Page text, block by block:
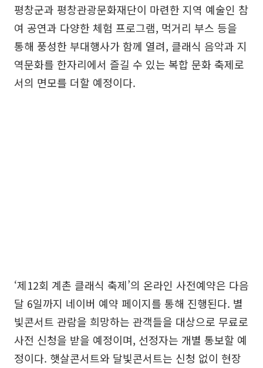
평창군과 평창관광문화재단이 마련한 지역 예술인 참
여 공연과 다양한 체험 프로그램, 먹거리 부스 등을
통해 풍성한 부대행사가 함께 열려, 클래식 음악과 지
역문화를 한자리에서 즐길 수 있는 복합 문화 축제로
서의 면모를 더할 예정이다.
‘제12회 계촌 클래식 축제’의 온라인 사전예약은 다음
달 6일까지 네이버 예약 페이지를 통해 진행된다. 별
빛콘서트 관람을 희망하는 관객들을 대상으로 무료로
사전 신청을 받을 예정이며, 선정자는 개별 통보할 예
정이다. 햇살콘서트와 달빛콘서트는 신청 없이 현장